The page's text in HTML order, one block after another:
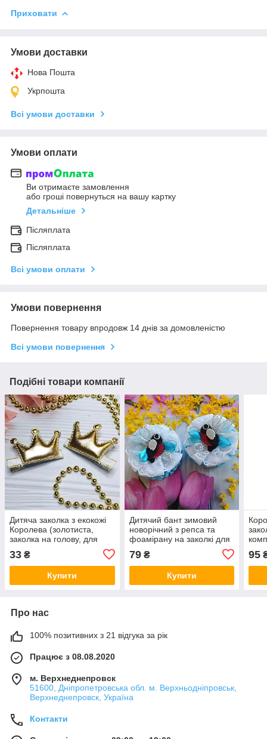
Приховати
Умови доставки
Нова Пошта
Укрпошта
Всі умови доставки
Умови оплати
Ви отримаєте замовлення
або гроші повернуться на вашу картку
Детальніше
Післяплата
Післяплата
Всі умови оплати
Умови повернення
Повернення товару впродовж 14 днів за домовленістю
Всі умови повернення
Подібні товари компанії
Дитяча заколка з екокожі
Королева (золотиста,
заколка на голову, для
заколкі, прикраси канзаші)
33 ₴
Купити
Дитячий бант зимовий
новорічний з репса та
фоамірану на заколкі для
шкільний, заколка в школу
ручної роботи)
79₴
Купити
95
Про нас
100% позитивних з 21 відгука за рік
Працює з 08.08.2020
м. Верхнеднепровск
51600, Дніпропетровська обл. м. Верхньодніпровськ,
Верхнеднепровск, Україна
Контакти